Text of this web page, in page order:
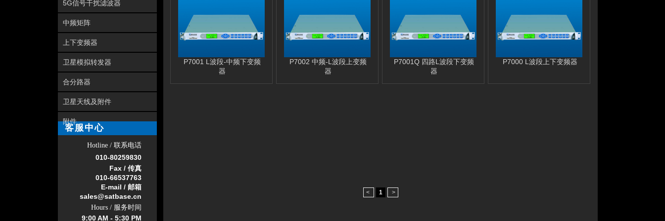
P7001 L波段-中频下变频
器
P7002 中频-L波段上变频
器
P7001Q 四路L波段下变频
器
P7000 L波段上下变频器
< 1 >
Hotline / 联系电话
010-80259830
Fax / 传真
010-66537763
E-mail / 邮箱
sales@satbase.cn
Hours / 服务时间
9:00 AM - 5:30 PM
客服中心
5G信号干扰滤波器
中频矩阵
上下变频器
卫星模拟转发器
合分路器
卫星天线及附件
附件